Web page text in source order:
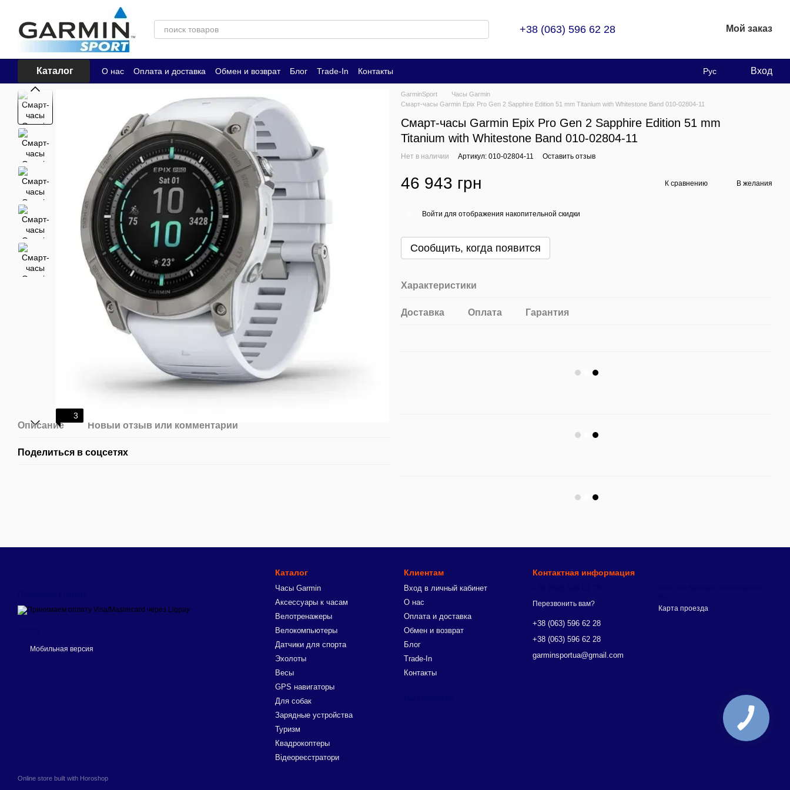
Перейти к основному контенту
+38 (063) 596 62 28 Мой заказ
Каталог О нас Оплата и доставка Обмен и возврат Блог Trade-In Контакты Рус Вход
3
Описание Новый отзыв или комментарий
Поделиться в соцсетях
GarminSport
Часы Garmin
Смарт-часы Garmin Epix Pro Gen 2 Sapphire Edition 51 mm Titanium with Whitestone Band 010-02804-11
Смарт-часы Garmin Epix Pro Gen 2 Sapphire Edition 51 mm
Titanium with Whitestone Band 010-02804-11
Нет в наличии Артикул: 010-02804-11 Оставить отзыв
46 943 грн К сравнению В желания
Войти для отображения накопительной скидки
Сообщить, когда появится
Характеристики
Доставка Оплата Гарантия
Мобильная версия
Online store built with Horoshop
Каталог
Часы Garmin
Аксессуары к часам
Велотренажеры
Велокомпьютеры
Датчики для спорта
Эхолоты
Весы
GPS навигаторы
Для собак
Зарядные устройства
Туризм
Квадрокоптеры
Відеореєстратори
Клиентам
Вход в личный кабинет
О нас
Оплата и доставка
Обмен и возврат
Блог
Trade-In
Контакты
Контактная информация
Перезвонить вам?
+38 (063) 596 62 28
+38 (063) 596 62 28
garminsportua@gmail.com
Карта проезда